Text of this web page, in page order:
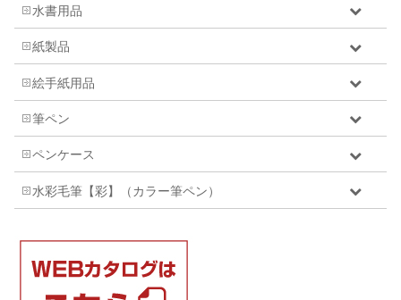
水書用品
紙製品
絵手紙用品
筆ペン
ペンケース
水彩毛筆【彩】（カラー筆ペン）